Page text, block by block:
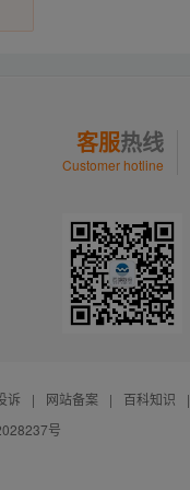
客服热线
Customer hotline
诉 | 网站备案 | 百科知识 |
号